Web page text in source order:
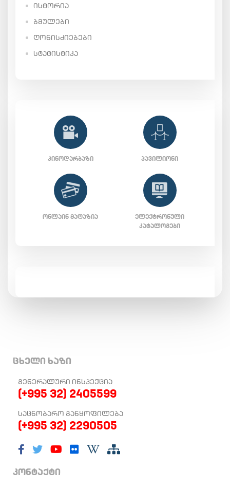
ᲘᲡᲢᲝᲠᲘᲐ
ᲑᲛᲣᲚᲔᲑᲘ
ᲦᲝᲜᲘᲡᲫᲘᲔᲑᲔᲑᲘ
ᲡᲢᲐᲢᲘᲡᲢᲘᲙᲐ
ᲙᲘᲜᲝᲓᲐᲠᲑᲐᲖᲘ ᲞᲐᲕᲘᲚᲘᲝᲜᲘ
ᲝᲜᲚᲐᲘᲜ ᲛᲐᲦᲐᲖᲘᲐ
ᲔᲚᲔᲥᲢᲠᲝᲜᲣᲚᲘ
ᲙᲐᲢᲐᲚᲝᲒᲔᲑᲘ
ცხელი ხაზი
ᲒᲔᲜᲔᲠᲐᲚᲣᲠᲘ ᲘᲜᲡᲞᲔᲥᲪᲘᲐ
(+995 32) 2405599
ᲡᲐᲪᲜᲝᲑᲐᲠᲝ ᲒᲐᲜᲧᲝᲤᲘᲚᲔᲑᲐ
(+995 32) 2290505
კონტაქტი